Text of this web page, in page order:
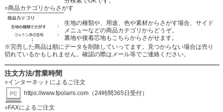
○商品カテゴリからさがす
生地の種類や、用途、色や素材からさがす場合、サイド
メニューなどの商品カテゴリからどうぞ。
裏地や接着芯地もこちらからさがせます。
※完売した商品は順にデータを削除していってます。見つからない場合は売り
切れているかもしれません。確認の際はメール等でご連絡ください。
注文方法/営業時間
○インターネットによるご注文
https://www.fpolaris.com（24時間365日受付）
○FAXによるご注文